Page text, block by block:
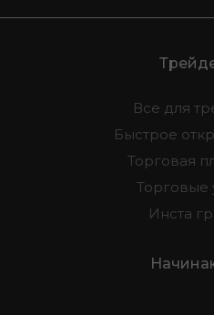
Все для
Быстрое
Торговая
Торговые
Инста